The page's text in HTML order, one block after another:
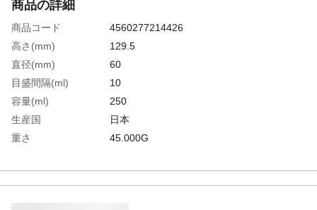
商品の詳細
商品コード
4560277214426
高さ(mm)
129.5
直径(mm)
60
目盛間隔(ml)
10
容量(ml)
250
生産国
日本
重さ
45.000G